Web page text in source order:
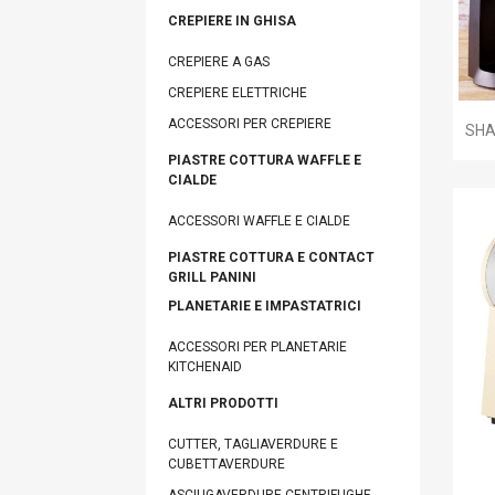
CREPIERE IN GHISA
CREPIERE A GAS
CREPIERE ELETTRICHE
ACCESSORI PER CREPIERE
PIASTRE COTTURA WAFFLE E
CIALDE
ACCESSORI WAFFLE E CIALDE
PIASTRE COTTURA E CONTACT
GRILL PANINI
PLANETARIE E IMPASTATRICI
ACCESSORI PER PLANETARIE
KITCHENAID
ALTRI PRODOTTI
CUTTER, TAGLIAVERDURE E
CUBETTAVERDURE